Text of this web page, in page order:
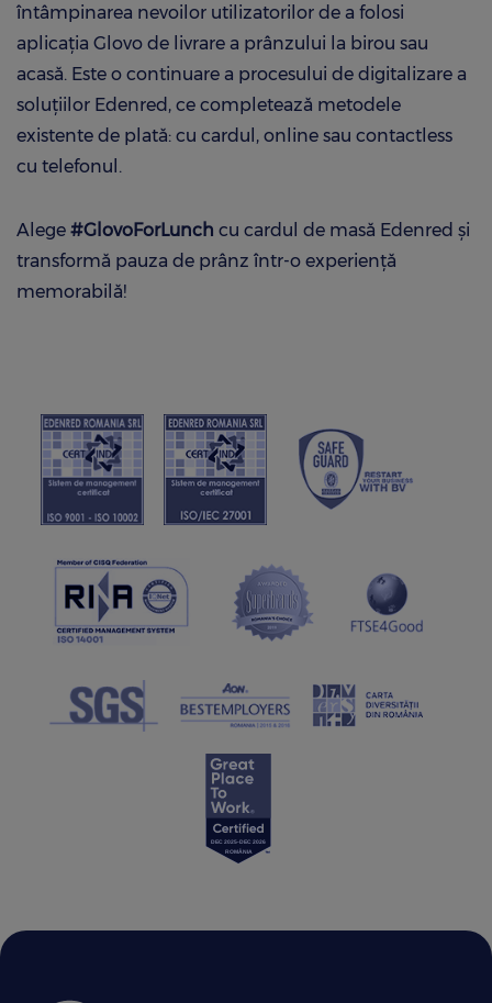
întâmpinarea nevoilor utilizatorilor de a folosi
aplicația Glovo de livrare a prânzului la birou sau
acasă. Este o continuare a procesului de digitalizare a
soluţiilor Edenred, ce completează metodele
existente de plată: cu cardul, online sau contactless
cu telefonul.
Alege #GlovoForLunch cu cardul de masă Edenred și
transformă pauza de prânz într-o experiență
memorabilă!